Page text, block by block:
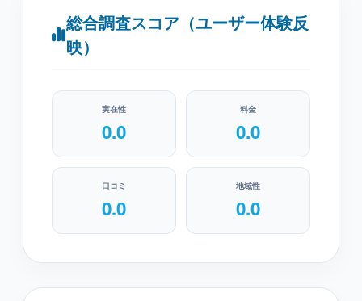
総合調査スコア（ユーザー体験反
映）
実在性
0.0
料金
0.0
口コミ
0.0
地域性
0.0